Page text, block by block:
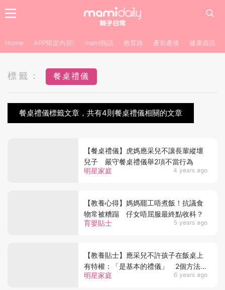
Home APP限定內容! mami熱話 教育路 產前產後 健康資訊
標籤： 餐桌禮儀
餐桌禮儀標籤文章，共有4則餐桌禮儀相關的文章
明星家庭 4 years ago
【餐桌禮儀】虎媽應采兒不讓長輩縱壞
兒子 嚴守餐桌禮儀舉2項不當行為
育嬰貼士 5 years ago
【教養心得】媽媽罷工唔煮飯！抗議食
物常被糟蹋 仔女唔屈服最終點收科？
明星家庭 6 years ago
【教養貼士】應采兒不許孩子在飯桌上
有特權：「是基本的禮儀」 2個方法培
養孩子餐桌禮儀！